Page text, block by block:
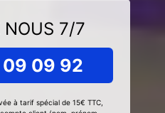
NOUS 7/7
09 92
à tarif spécial de 15€ TTC,